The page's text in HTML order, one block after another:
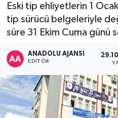
Eski tip ehliyetlerin 1
tip sürücü belgeleriyle
süre 31 Ekim Cuma günü
ANADOLU AJANSI
EDITÖR
ASAYİŞ
EKONOMİ
GÜNCEL
AKTÜEL
EĞİTİM
Trafik Durumu
Süper Lig Puan
Tüm Manşetler
Son Dakika Haberleri
Haber Arşivi